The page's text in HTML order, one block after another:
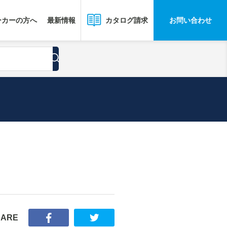
ーの方へ 最新情報 カタログ請求 お問い合わせ